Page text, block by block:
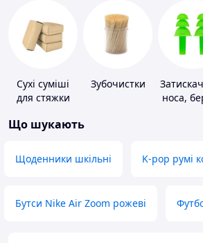
Сухі суміші
для стяжки
Зубочистки
носа,
Що шукають
Щоденники шкільні K-pop румі
Бутси Nike Air Zoom рожеві